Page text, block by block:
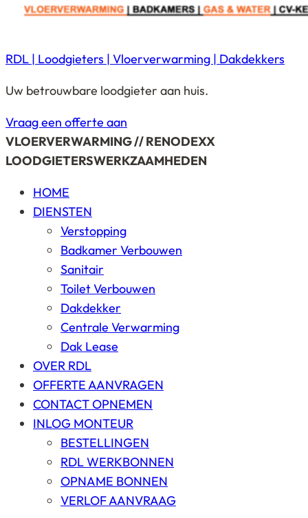
RDL | Loodgieters | Vloerverwarming | Dakdekkers
Uw betrouwbare loodgieter aan huis.
Vraag een offerte aan
VLOERVERWARMING // RENODEXX
LOODGIETERSWERKZAAMHEDEN
HOME
DIENSTEN
Verstopping
Badkamer Verbouwen
Sanitair
Toilet Verbouwen
Dakdekker
Centrale Verwarming
Dak Lease
OVER RDL
OFFERTE AANVRAGEN
CONTACT OPNEMEN
INLOG MONTEUR
BESTELLINGEN
RDL WERKBONNEN
OPNAME BONNEN
VERLOF AANVRAAG